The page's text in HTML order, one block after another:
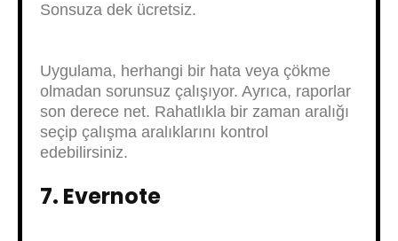
Sonsuza dek ücretsiz.
Uygulama, herhangi bir hata veya çökme
olmadan sorunsuz çalışıyor. Ayrıca, raporlar
son derece net. Rahatlıkla bir zaman aralığı
seçip çalışma aralıklarını kontrol
edebilirsiniz.
7. Evernote